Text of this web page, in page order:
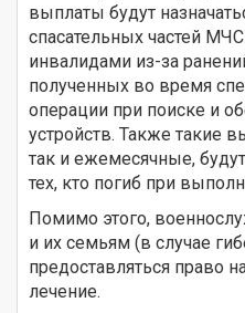
выплаты будут
спасательных частей
инвалидами из-за
полученных во время
операции при поиске и
устройств. Также такие
так и ежемесячные,
тех, кто погиб при
Помимо этого,
и их семьям (в случае
предоставляться право
лечение.